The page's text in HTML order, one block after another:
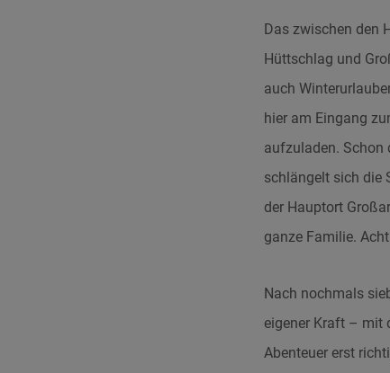
Das zwischen den
Hüttschlag und
auch
hier am Eingang
aufzuladen. Schon
schlängelt sich die
der Hauptort
ganze Familie.
Nach nochmals
eigener Kraft – mit
Abenteuer erst